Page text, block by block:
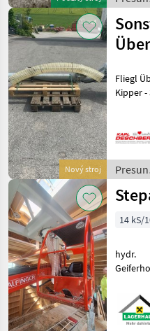
sowie
/
Nový stroj
Fliegl
Kipper
m³/min.,
langer S
Presun
/
14 kS/
hydr.
ohne
12, 4m, Ölkühler, Guter